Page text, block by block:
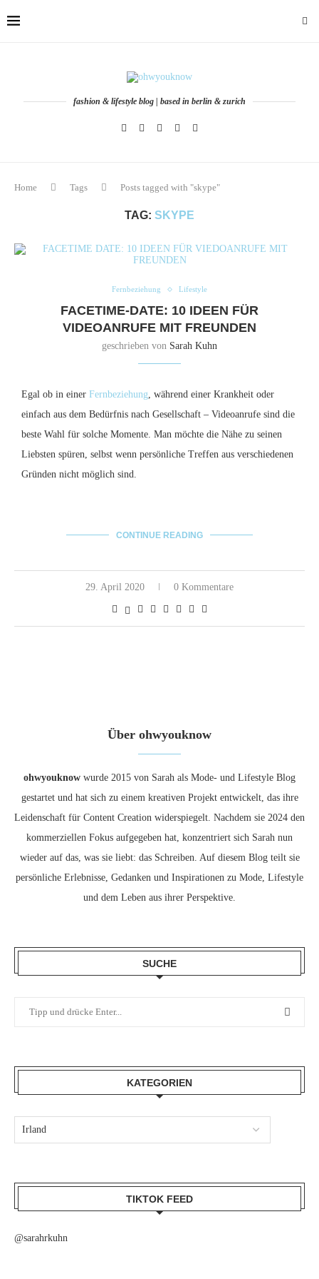
fashion & lifestyle blog | based in berlin & zurich
Home Tags Posts tagged with "skype"
TAG: SKYPE
Fernbeziehung Lifestyle
FACETIME-DATE: 10 IDEEN FÜR
VIDEOANRUFE MIT FREUNDEN
geschrieben von Sarah Kuhn
Egal ob in einer Fernbeziehung, während einer Krankheit oder
einfach aus dem Bedürfnis nach Gesellschaft – Videoanrufe sind die
beste Wahl für solche Momente. Man möchte die Nähe zu seinen
Liebsten spüren, selbst wenn persönliche Treffen aus verschiedenen
Gründen nicht möglich sind.
CONTINUE READING
29. April 2020 0 Kommentare
Über ohwyouknow
ohwyouknow wurde 2015 von Sarah als Mode- und Lifestyle Blog
gestartet und hat sich zu einem kreativen Projekt entwickelt, das ihre
Leidenschaft für Content Creation widerspiegelt. Nachdem sie 2024 den
kommerziellen Fokus aufgegeben hat, konzentriert sich Sarah nun
wieder auf das, was sie liebt: das Schreiben. Auf diesem Blog teilt sie
persönliche Erlebnisse, Gedanken und Inspirationen zu Mode, Lifestyle
und dem Leben aus ihrer Perspektive.
SUCHE
KATEGORIEN
TIKTOK FEED
@sarahrkuhn